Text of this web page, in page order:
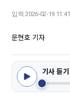
입력 2026-02-19 11:41
문현호 기자
기사 듣기